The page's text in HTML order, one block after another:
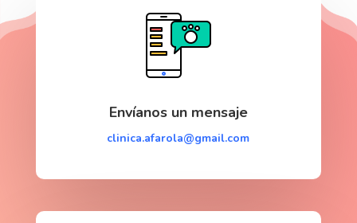
Envíanos un mensaje
clinica.afarola@gmail.com